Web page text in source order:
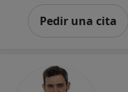
Pedir una cita